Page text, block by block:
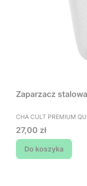
PRODUCENT
CHA CULT PREMIUM
Cena
27,00 zł
Do koszyka